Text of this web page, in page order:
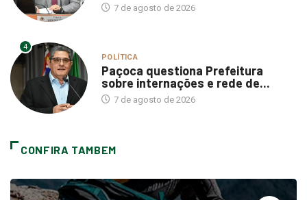
7 de agosto de 2026
4
POLÍTICA
Paçoca questiona Prefeitura
sobre internações e rede de...
7 de agosto de 2026
CONFIRA TAMBEM